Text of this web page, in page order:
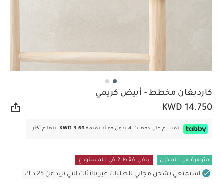
كارديغان مخطط - أبيض كريمي
KWD 14.750
تقسيم على دفعات 4 بدون فوائد بقيمة KWD 3.69. يتعلم أكثر
متوفرة في المخزن باقي فقط 2 في المستودع
استمتعي بشحن مجاني للطلبات غير بالأثاث التي تزيد عن 25 د.ك